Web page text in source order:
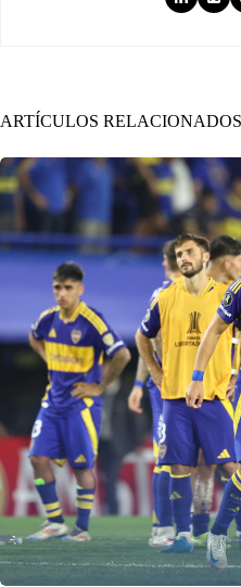
ARTÍCULOS RELACIONADOS